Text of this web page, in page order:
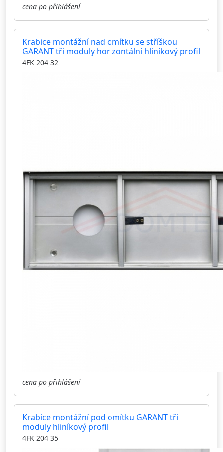
cena po přihlášení
Krabice montážní nad omítku se stříškou
GARANT tři moduly horizontální hliníkový profil
4FK 204 32
cena po přihlášení
Krabice montážní pod omítku GARANT tři
moduly hliníkový profil
4FK 204 35